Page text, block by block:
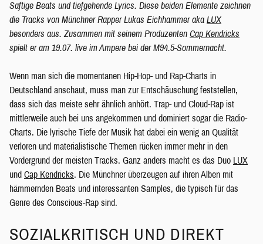
Saftige Beats und tiefgehende Lyrics. Diese beiden Elemente zeichnen
die Tracks von Münchner Rapper Lukas Eichhammer aka LUX
besonders aus. Zusammen mit seinem Produzenten Cap Kendricks
spielt er am 19.07. live im Ampere bei der M94.5-Sommernacht.
Wenn man sich die momentanen Hip-Hop- und Rap-Charts in
Deutschland anschaut, muss man zur Entschäuschung feststellen,
dass sich das meiste sehr ähnlich anhört. Trap- und Cloud-Rap ist
mittlerweile auch bei uns angekommen und dominiert sogar die Radio-
Charts. Die lyrische Tiefe der Musik hat dabei ein wenig an Qualität
verloren und materialistische Themen rücken immer mehr in den
Vordergrund der meisten Tracks. Ganz anders macht es das Duo LUX
und Cap Kendricks. Die Münchner überzeugen auf ihren Alben mit
hämmernden Beats und interessanten Samples, die typisch für das
Genre des Conscious-Rap sind.
SOZIALKRITISCH UND DIREKT